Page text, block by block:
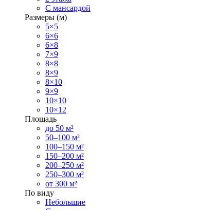
С мансардой
Размеры (м)
5×5
6×6
6×8
7×9
8×8
8×9
8×10
9×9
10×10
10×12
Площадь
до 50 м²
50–100 м²
100–150 м²
150–200 м²
200–250 м²
250–300 м²
от 300 м²
По виду
Небольшие